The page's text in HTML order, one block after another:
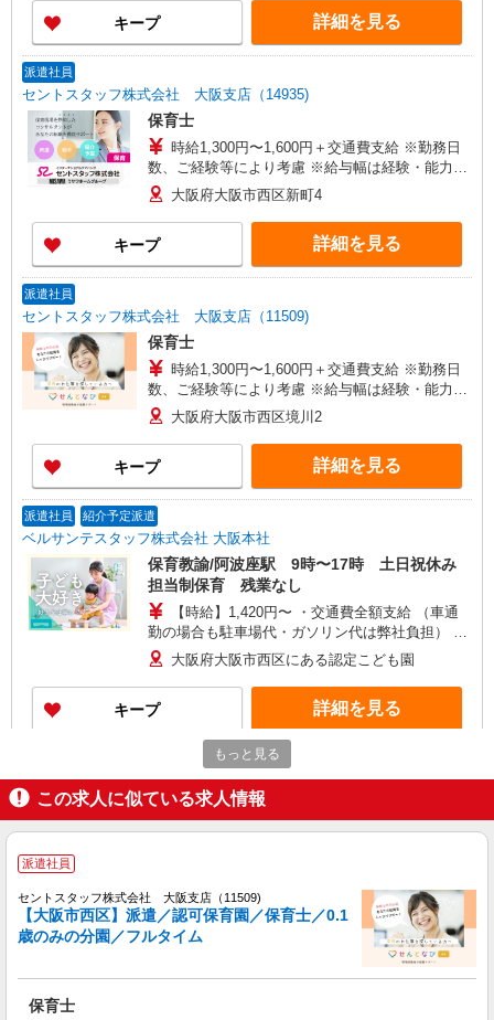
キープ 詳細を見る
派遣社員
セントスタッフ株式会社 大阪支店（14935)
保育士
時給1,300円〜1,600円＋交通費支給 ※勤務日
数、ご経験等により考慮 ※給与幅は経験・能力に
よる 大阪府大阪市西区新町4
キープ 詳細を見る
派遣社員
セントスタッフ株式会社 大阪支店（11509)
保育士
時給1,300円〜1,600円＋交通費支給 ※勤務日
数、ご経験等により考慮 ※給与幅は経験・能力に
よる 大阪府大阪市西区境川2
キープ 詳細を見る
派遣社員 紹介予定派遣
ベルサンテスタッフ株式会社 大阪本社
保育教諭/阿波座駅 9時〜17時 土日祝休み
担当制保育 残業なし
【時給】1,420円〜 ・交通費全額支給 （車通
勤の場合も駐車場代・ガソリン代は弊社負担） ・
各種保険完備 ・昇給あり
大阪府大阪市西区にある認定こども園
キープ 詳細を見る
ベルサンテスタッフ株式会社 大阪本社
保育士/駅チカ 9時〜18時まで・残業なし 土
日祝休み 完全サポート業務
ン代は弊社負担） ・各種保険完備 ・昇給あり
大阪府大阪市西区にある私立認可保育園
詳細を見る
派遣社員
もっと見る
この求人に似ている求人情報
派遣社員
セントスタッフ株式会社 大阪支店（11509)
【大阪市西区】派遣／認可保育園／保育士／0.1
歳のみの分園／フルタイム
保育士